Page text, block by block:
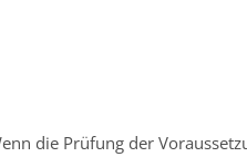
die Prüfung der